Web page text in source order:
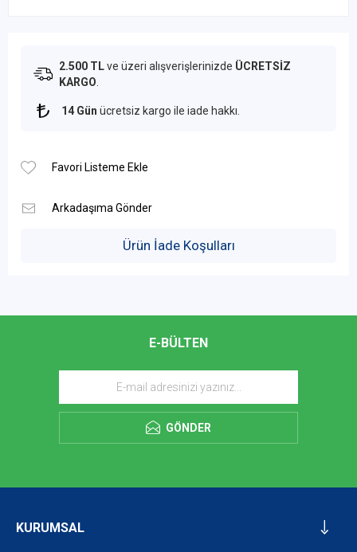
2.500 TLve üzeri alışverişlerinizde ÜCRETSİZ
KARGO
14 Gün ücretsiz kargo ile iade hakkı.
Ürün İade Koşulları
E-BÜLTEN
GÖNDER
KURUMSAL